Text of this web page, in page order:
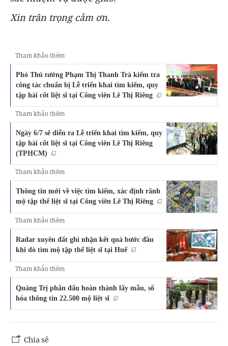
Xin trân trọng cảm ơn.
Tham khảo thêm
Phó Thủ tướng Phạm Thị Thanh Trà kiểm tra
công tác chuẩn bị Lễ triển khai tìm kiếm, quy
tập hài cốt liệt sĩ tại Công viên Lê Thị Riêng
Tham khảo thêm
Ngày 6/7 sẽ diễn ra Lễ triển khai tìm kiếm, quy
tập hài cốt liệt sĩ tại Công viên Lê Thị Riêng
(TPHCM)
Tham khảo thêm
Thông tin mới về việc tìm kiếm, xác định rãnh
mộ tập thể liệt sĩ tại Công viên Lê Thị Riêng
Tham khảo thêm
Radar xuyên đất ghi nhận kết quả bước đầu
khi dò tìm mộ tập thể liệt sĩ tại Huế
Tham khảo thêm
Quảng Trị phấn đấu hoàn thành lấy mẫu, số
hóa thông tin 22.500 mộ liệt sĩ
Chia sẻ